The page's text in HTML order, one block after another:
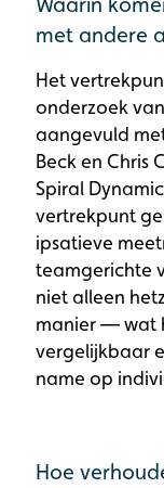
met andere
Het
onderzoek
aangevuld
Beck en Chris
Spiral
vertrekpunt
ipsatieve
teamgerichte
niet alleen
manier — wat
vergelijkbaar
name op
Hoe